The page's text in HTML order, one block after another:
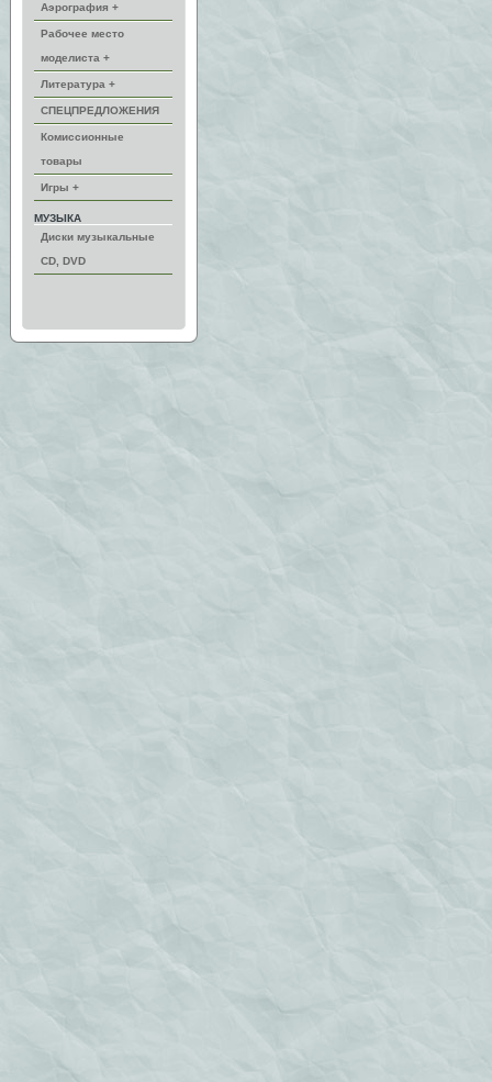
Аэрография +
Рабочее место
моделиста +
Литература +
СПЕЦПРЕДЛОЖЕНИЯ
Комиссионные
товары
Игры +
МУЗЫКА
Диски музыкальные
CD, DVD